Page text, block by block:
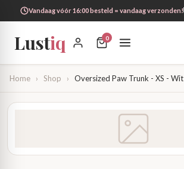
Vandaag vóór 16:00 besteld = vandaag verzonden!
Lustiq 0
Home › Shop › Oversized Paw Trunk - XS - Wit